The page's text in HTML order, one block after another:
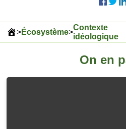
>Écosystème>
Contexte
idéologique
On en